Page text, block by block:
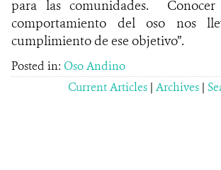
para las comunidades.
comportamiento del oso nos
cumplimiento de ese objetivo”.
Posted in: Oso Andino
Current Articles | Archives |